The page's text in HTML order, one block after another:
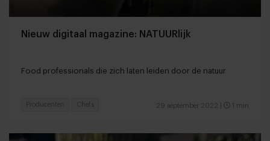
Nieuw digitaal magazine: NATUURlijk
Food professionals die zich laten leiden door de natuur
29 september 2022 1 min
Producenten Chefs